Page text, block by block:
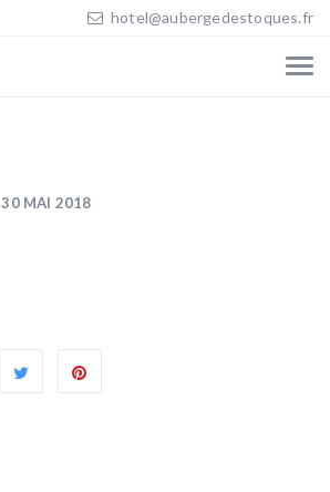
hotel@aubergedestoques.fr
30 MAI 2018